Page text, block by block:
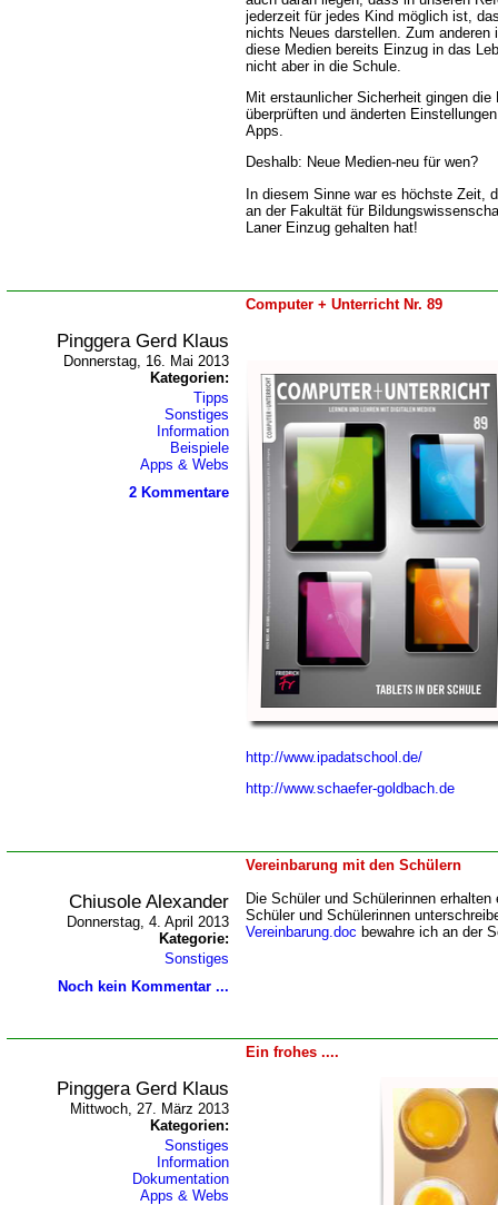
jederzeit für jedes Kind möglich ist,
nichts Neues darstellen. Zum
diese Medien bereits Einzug in das
nicht aber in die Schule.
Mit erstaunlicher Sicherheit gingen die
überprüften und änderten
Apps.
Deshalb: Neue Medien-neu für wen?
In diesem Sinne war es höchste Zeit,
an der Fakultät für
Laner Einzug gehalten hat!
Computer + Unterricht Nr. 89
Pinggera Gerd Klaus
Donnerstag, 16. Mai 2013
Kategorien:
Tipps
Sonstiges
Information
Beispiele
Apps & Webs
2 Kommentare
http://www.ipadatschool.de/
http://www.schaefer-goldbach.de
Vereinbarung mit den Schülern
Chiusole Alexander
Donnerstag, 4. April 2013
Kategorie:
Sonstiges
Noch kein Kommentar ...
Die Schüler und Schülerinnen
Schüler und Schülerinnen
Vereinbarung.doc bewahre ich an der
Ein frohes ....
Pinggera Gerd Klaus
Mittwoch, 27. März 2013
Kategorien:
Sonstiges
Information
Dokumentation
Apps & Webs